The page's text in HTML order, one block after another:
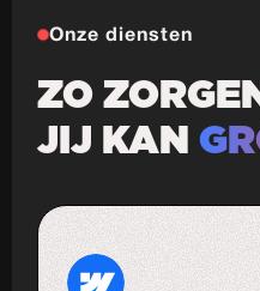
Onze diensten
ZO
JIJ KAN